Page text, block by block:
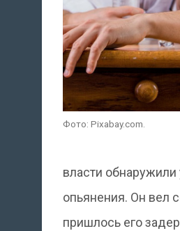
Фото: Pixabay.com.
власти
опьянения. Он вел
пришлось его